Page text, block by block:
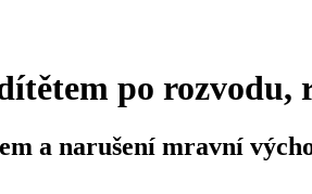
po rozvodu,
a narušení mravní